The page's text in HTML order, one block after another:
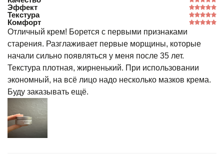
Эффект
Текстура
Комфорт
Отличный крем! Борется с первыми признаками
старения. Разглаживает первые морщины, которые
начали сильно появляться у меня после 35 лет.
Текстура плотная, жирненький. При использовании
экономный, на всё лицо надо несколько мазков крема.
Буду заказывать ещё.